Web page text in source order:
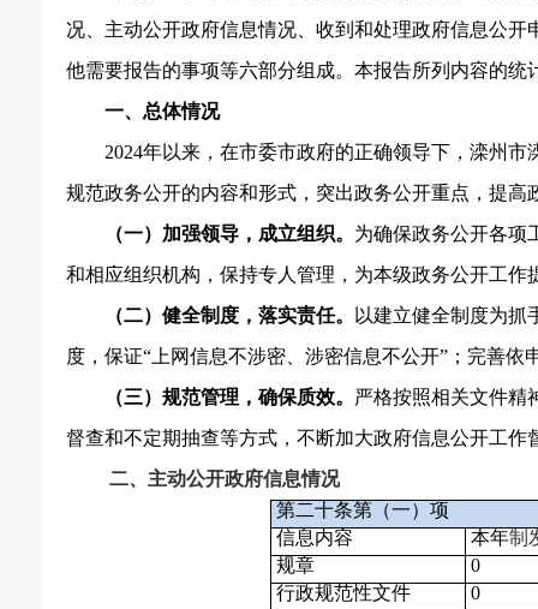
况、主动公开政府信息情况、收到和处理政府信息公
他需要报告的事项等六部分组成。 本报告所列内容的统
一、总体情况
2024年以来，在市委市政府的正确领导下，滦州市
规范政务公开的内容和形式， 突出政务公开重点，提高
（一）加强领导，成立组织。 为确保政务公开各项
和相应组织机构，保持专人管理，为本级政务公开工作
（二）健全制度，落实责任。
以建立健全制度为抓
度，保证“上网信息不涉密、涉密信息不公开”；完善
（三）规范管理，确保质效。 严格按照相关文件精
督查和不定期抽查等方式，不断加大政府信息公开工
二、主动公开政府信息情况
第二十条第（一）项
信息内容
本年制
规章
0
行政规范性文件
0